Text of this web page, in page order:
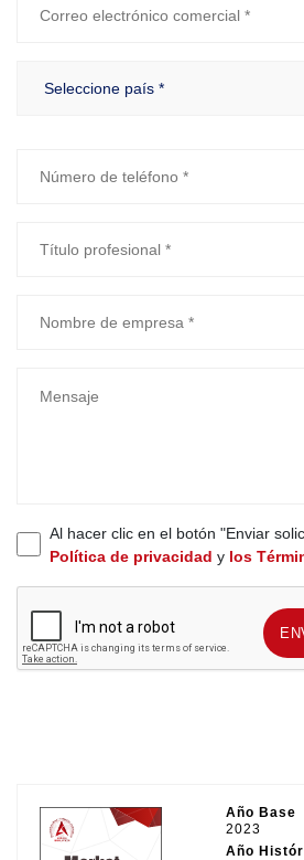
Al hacer clic en el botón "Enviar
Política de privacidad y los
ENVIAR SOLICITUD
Año Base
2023
Año